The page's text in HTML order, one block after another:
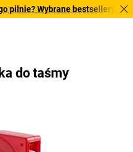
pilnie? Wybrane bestsellery
do taśmy